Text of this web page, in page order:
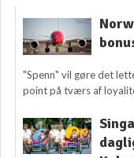
"Spenn" vil gøre det
point på tværs af